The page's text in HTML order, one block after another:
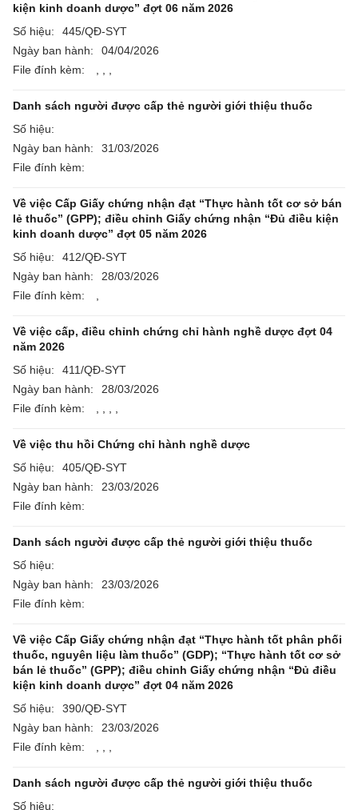
kiện kinh doanh dược” đợt 06 năm 2026
Số hiệu:
445/QĐ-SYT
Ngày ban hành:
04/04/2026
File đính kèm:
Danh sách người được cấp thẻ người giới thiệu thuốc
Số hiệu:
Ngày ban hành:
31/03/2026
File đính kèm:
Về việc Cấp Giấy chứng nhận đạt “Thực hành tốt cơ sở bán
lẻ thuốc” (GPP); điều chỉnh Giấy chứng nhận “Đủ điều kiện
kinh doanh dược” đợt 05 năm 2026
Số hiệu:
412/QĐ-SYT
Ngày ban hành:
28/03/2026
File đính kèm:
Về việc cấp, điều chỉnh chứng chỉ hành nghề dược đợt 04
năm 2026
Số hiệu:
411/QĐ-SYT
Ngày ban hành:
28/03/2026
File đính kèm:
Về việc thu hồi Chứng chỉ hành nghề dược
Số hiệu:
405/QĐ-SYT
Ngày ban hành:
23/03/2026
File đính kèm:
Danh sách người được cấp thẻ người giới thiệu thuốc
Số hiệu:
Ngày ban hành:
23/03/2026
File đính kèm:
Về việc Cấp Giấy chứng nhận đạt “Thực hành tốt phân phối
thuốc, nguyên liệu làm thuốc” (GDP); “Thực hành tốt cơ sở
bán lẻ thuốc” (GPP); điều chỉnh Giấy chứng nhận “Đủ điều
kiện kinh doanh dược” đợt 04 năm 2026
Số hiệu:
390/QĐ-SYT
Ngày ban hành:
23/03/2026
File đính kèm:
Danh sách người được cấp thẻ người giới thiệu thuốc
Số hiệu: